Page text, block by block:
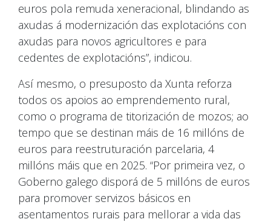
euros pola remuda xeneracional, blindando as
axudas á modernización das explotacións con
axudas para novos agricultores e para
cedentes de explotacións”, indicou.
Así mesmo, o presuposto da Xunta reforza
todos os apoios ao emprendemento rural,
como o programa de titorización de mozos; ao
tempo que se destinan máis de 16 millóns de
euros para reestruturación parcelaria, 4
millóns máis que en 2025. “Por primeira vez, o
Goberno galego disporá de 5 millóns de euros
para promover servizos básicos en
asentamentos rurais para mellorar a vida das